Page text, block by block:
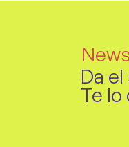
Da
Te